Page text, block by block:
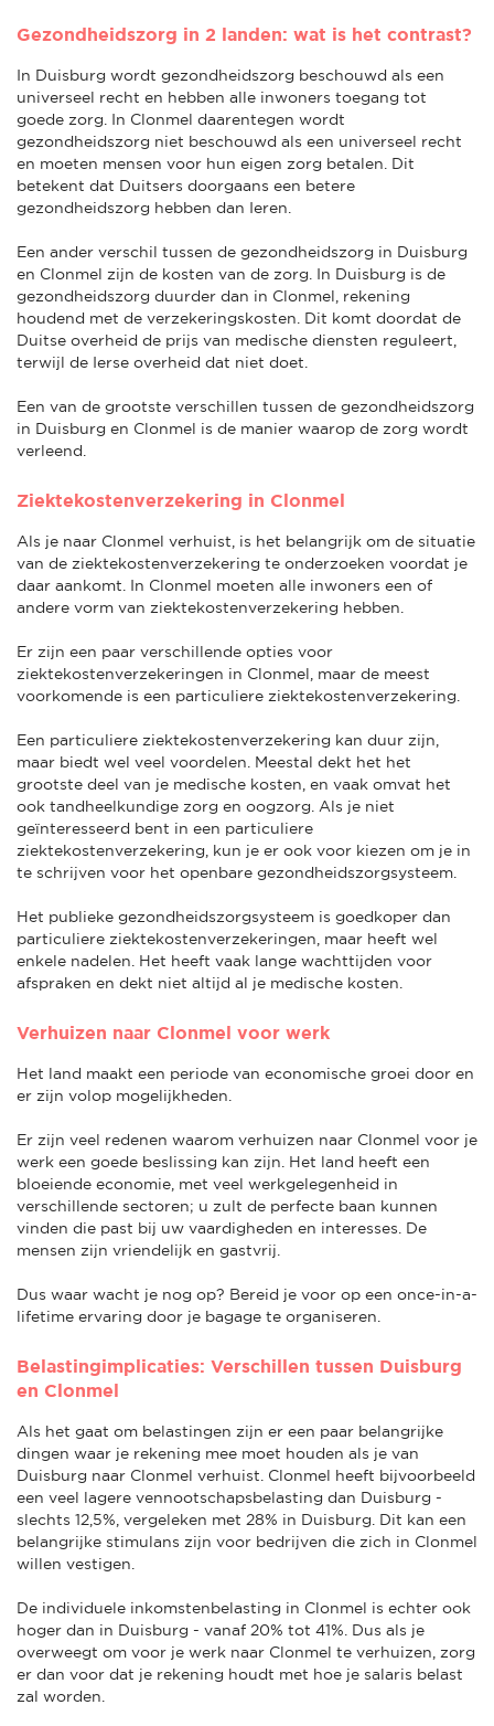
Gezondheidszorg in 2 landen: wat is het contrast?
In Duisburg wordt gezondheidszorg beschouwd als een
universeel recht en hebben alle inwoners toegang tot
goede zorg. In Clonmel daarentegen wordt
gezondheidszorg niet beschouwd als een universeel recht
en moeten mensen voor hun eigen zorg betalen. Dit
betekent dat Duitsers doorgaans een betere
gezondheidszorg hebben dan Ieren.
Een ander verschil tussen de gezondheidszorg in Duisburg
en Clonmel zijn de kosten van de zorg. In Duisburg is de
gezondheidszorg duurder dan in Clonmel, rekening
houdend met de verzekeringskosten. Dit komt doordat de
Duitse overheid de prijs van medische diensten reguleert,
terwijl de Ierse overheid dat niet doet.
Een van de grootste verschillen tussen de gezondheidszorg
in Duisburg en Clonmel is de manier waarop de zorg wordt
verleend.
Ziektekostenverzekering in Clonmel
Als je naar Clonmel verhuist, is het belangrijk om de situatie
van de ziektekostenverzekering te onderzoeken voordat je
daar aankomt. In Clonmel moeten alle inwoners een of
andere vorm van ziektekostenverzekering hebben.
Er zijn een paar verschillende opties voor
ziektekostenverzekeringen in Clonmel, maar de meest
voorkomende is een particuliere ziektekostenverzekering.
Een particuliere ziektekostenverzekering kan duur zijn,
maar biedt wel veel voordelen. Meestal dekt het het
grootste deel van je medische kosten, en vaak omvat het
ook tandheelkundige zorg en oogzorg. Als je niet
geïnteresseerd bent in een particuliere
ziektekostenverzekering, kun je er ook voor kiezen om je in
te schrijven voor het openbare gezondheidszorgsysteem.
Het publieke gezondheidszorgsysteem is goedkoper dan
particuliere ziektekostenverzekeringen, maar heeft wel
enkele nadelen. Het heeft vaak lange wachttijden voor
afspraken en dekt niet altijd al je medische kosten.
Verhuizen naar Clonmel voor werk
Het land maakt een periode van economische groei door en
er zijn volop mogelijkheden.
Er zijn veel redenen waarom verhuizen naar Clonmel voor je
werk een goede beslissing kan zijn. Het land heeft een
bloeiende economie, met veel werkgelegenheid in
verschillende sectoren; u zult de perfecte baan kunnen
vinden die past bij uw vaardigheden en interesses. De
mensen zijn vriendelijk en gastvrij.
Dus waar wacht je nog op? Bereid je voor op een once-in-a-
lifetime ervaring door je bagage te organiseren.
Belastingimplicaties: Verschillen tussen Duisburg
en Clonmel
Als het gaat om belastingen zijn er een paar belangrijke
dingen waar je rekening mee moet houden als je van
Duisburg naar Clonmel verhuist. Clonmel heeft bijvoorbeeld
een veel lagere vennootschapsbelasting dan Duisburg -
slechts 12,5%, vergeleken met 28% in Duisburg. Dit kan een
belangrijke stimulans zijn voor bedrijven die zich in Clonmel
willen vestigen.
De individuele inkomstenbelasting in Clonmel is echter ook
hoger dan in Duisburg - vanaf 20% tot 41%. Dus als je
overweegt om voor je werk naar Clonmel te verhuizen, zorg
er dan voor dat je rekening houdt met hoe je salaris belast
zal worden.